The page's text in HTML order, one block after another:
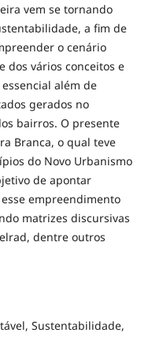
vem se tornando
a fim de
o cenário
dos vários conceitos e
além de
gerados no
bairros. O presente
Branca, o qual teve
do Novo Urbanismo
de apontar
empreendimento
matrizes discursivas
dentre outros
Sustentabilidade,